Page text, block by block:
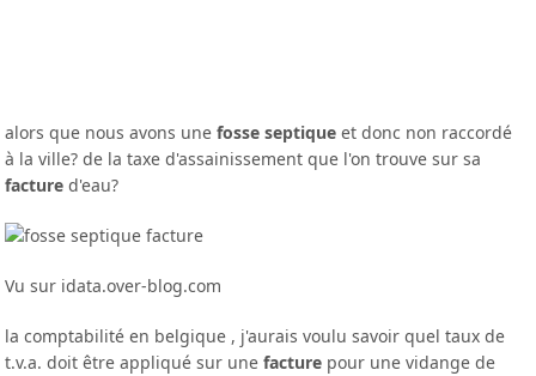
alors que nous avons unefosse septique et donc non raccordé
à la ville? de la taxe d'assainissement que l'on trouve sur sa
facture d'eau?
Vu sur idata.over-blog.com
la comptabilité en belgique , j'aurais voulu savoir quel taux de
t.v.a. doit être appliqué sur unefacture pour une vidange de